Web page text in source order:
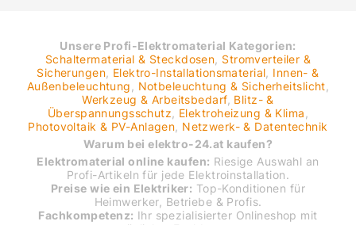
Unsere Profi-Elektromaterial Kategorien:
Schaltermaterial & Steckdosen Stromverteiler &
Sicherungen Elektro-Installationsmaterial Innen- &
Außenbeleuchtung
Notbeleuchtung & Sicherheitslicht
Werkzeug & Arbeitsbedarf, Blitz- &
Überspannungsschutz
Elektroheizung & Klima
Photovoltaik & PV-Anlagen Netzwerk- & Datentechnik
Warum bei elektro-24.at kaufen?
Elektromaterial online kaufen: Riesige Auswahl an
Profi-Artikeln für jede Elektroinstallation.
Preise wie ein Elektriker: Top-Konditionen für
Heimwerker, Betriebe & Profis.
Fachkompetenz: Ihr spezialisierter Onlineshop mit